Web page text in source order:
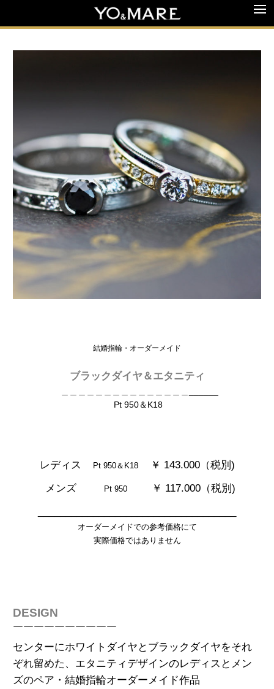
結婚指輪・オーダーメイド
ブラックダイヤ＆エタニティ
Pt 950＆K18
レディス Pt 950＆K18￥ 143.000（税別)
メンズ Pt 950 ￥ 117.000（税別)
オーダーメイドでの参考価格にて
実際価格ではありません
DESIGN
￣￣￣￣￣￣￣￣￣￣
センターにホワイトダイヤとブラックダイヤをそれ
ぞれ留めた、エタニティデザインのレディスとメン
ズのペア・ 結婚指輪オーダーメイド作品